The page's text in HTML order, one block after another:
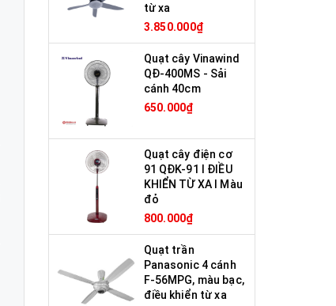
từ xa
3.850.000₫
Quạt cây Vinawind
QĐ-400MS - Sải
cánh 40cm
650.000₫
Quạt cây điện cơ
91 QĐK-91 I ĐIỀU
KHIỂN TỪ XA I Màu
đỏ
800.000₫
Quạt trần
Panasonic 4 cánh
F-56MPG, màu bạc,
điều khiển từ xa